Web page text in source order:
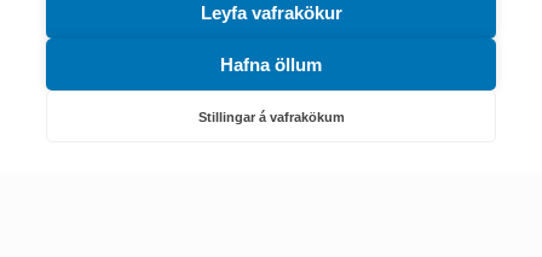
Leyfa vafrakökur
Hafna öllum
Stillingar á vafrakökum
Náttúruverndarstofnun
Veiðimál, friðlýst svæði, landvarsla og náttúruvernd